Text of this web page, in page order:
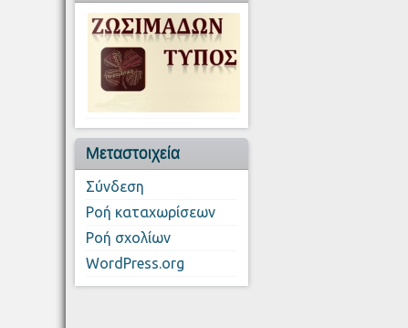
Μεταστοιχεία
Σύνδεση
Ροή καταχωρίσεων
Ροή σχολίων
WordPress.org